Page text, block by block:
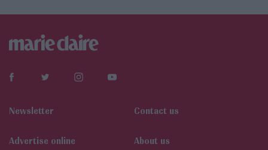
Newsletter Contact us
Αdvertise online About us